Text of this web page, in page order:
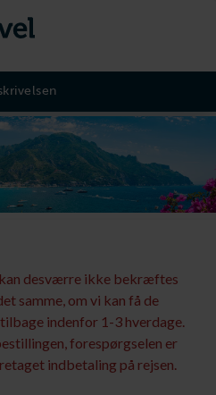
kan desværre ikke bekræftes
samme, om vi kan få de
indenfor 1-3 hverdage.
forespørgselen er
indbetaling på rejsen.